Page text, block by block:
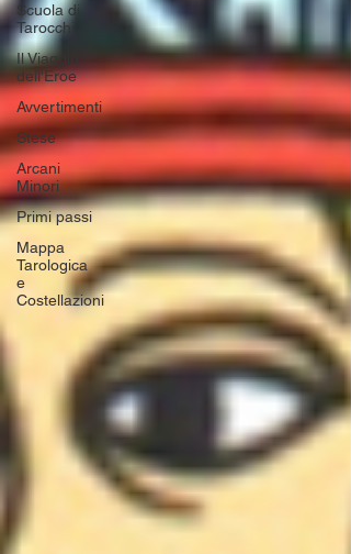
Scuola di
Tarocchi
Il Viaggio
dell'Eroe
Avvertimenti
Stese
Arcani
Minori
Primi passi
Mappa
Tarologica
e
Costellazioni